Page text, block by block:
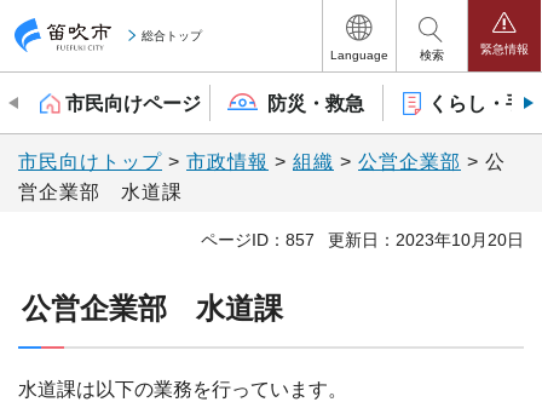
笛吹市
総合トップ
Language
検索 緊急情報
市民向けページ 防災・救急 くらし・手
市民向けトップ > 市政情報 > 組織 > 公営企業部 > 公
営企業部 水道課
ページID：857 更新日：2023年10月20日
公営企業部 水道課
水道課は以下の業務を行っています。